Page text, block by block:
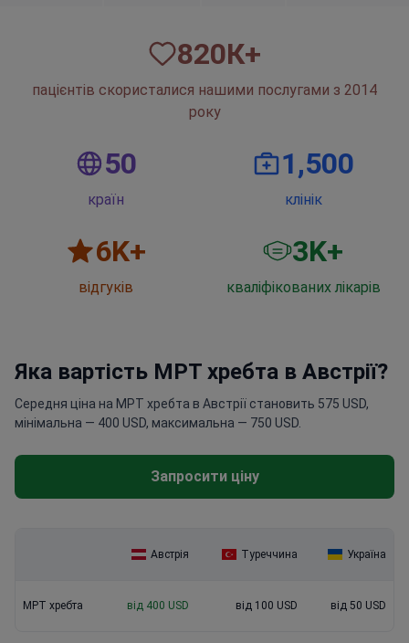
820К+
пацієнтів скористалися нашими послугами з 2014
року
50
країн
1,500
клінік
6K+
відгуків
3K+
кваліфікованих лікарів
Яка вартість МРТ хребта в Австрії?
Середня ціна на МРТ хребта в Австрії становить 575 USD,
мінімальна — 400 USD, максимальна — 750 USD.
Запросити ціну
Австрія Туреччина Україна
МРТ хребта від 400 USD від 100 USD від 50 USD